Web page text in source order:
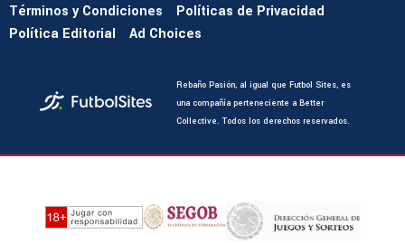
Términos y Condiciones
Políticas de Privacidad
Política Editorial
Ad Choices
Rebaño Pasión, al igual que Futbol Sites, es
una compañía perteneciente a Better
Collective. Todos los derechos reservados.